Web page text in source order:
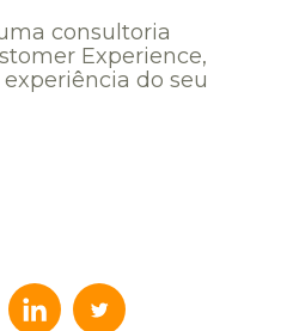
consultoria
Experience,
do seu